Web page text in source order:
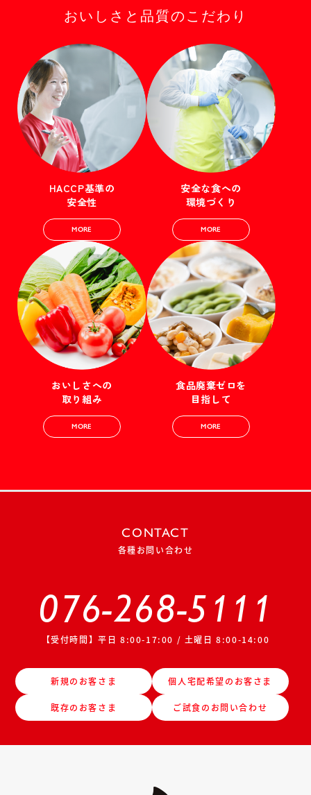
おいしさと品質のこだわり
HACCP基準の
安全性
MORE
安全な食への
環境づくり
MORE
おいしさへの
取り組み
MORE
食品廃棄ゼロを
目指して
MORE
CONTACT
各種お問い合わせ
076-268-5111
【受付時間】平日 8:00-17:00 / 土曜日 8:00-14:00
新規のお客さま 個人宅配希望のお客さま
既存のお客さま ご試食のお問い合わせ